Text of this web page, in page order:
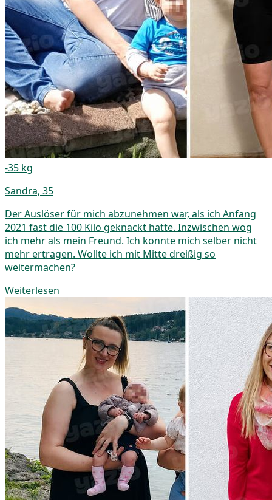
-35 kg
Sandra, 35
Der Auslöser für mich abzunehmen war, als ich Anfang
2021 fast die 100 Kilo geknackt hatte. Inzwischen wog
ich mehr als mein Freund. Ich konnte mich selber nicht
mehr ertragen. Wollte ich mit Mitte dreißig so
weitermachen?
Weiterlesen